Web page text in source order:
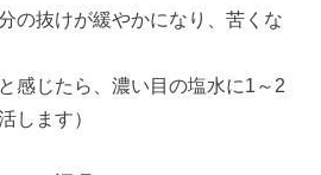
の抜けが緩やかになり、苦くな
感じたら、濃い目の塩水に1～2
します）